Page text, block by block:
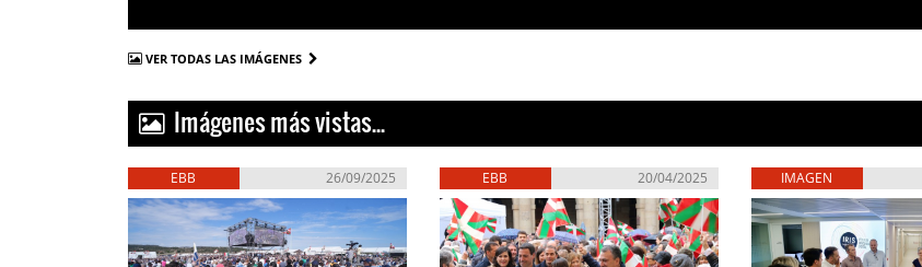
VER TODAS LAS IMÁGENES
Imágenes más vistas...
EBB 26/09/2025 EBB 20/04/2025 IMAGEN